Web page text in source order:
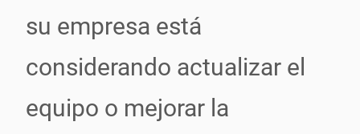
su empresa está
considerando actualizar el
equipo o mejorar la